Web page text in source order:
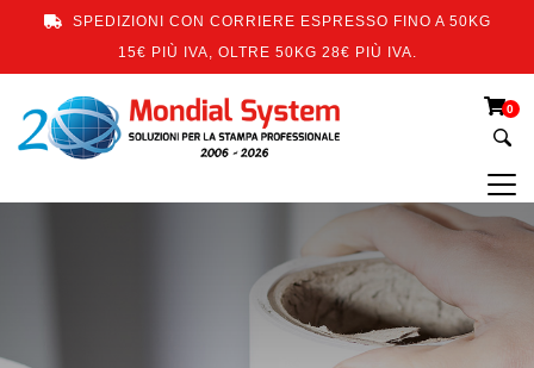
SPEDIZIONI CON CORRIERE ESPRESSO FINO A 50KG
15€ PIÙ IVA, OLTRE 50KG 28€ PIÙ IVA.
0